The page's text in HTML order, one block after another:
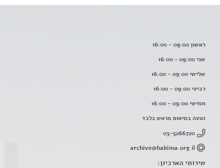
ראשון 09:00 - 16:00
שני 09:00 - 16:00
שלישי 09:00 - 16:00
רביעי 09:00 - 16:00
חמישי 09:00 - 16:00
הגעה בתיאום מראש בלבד
03-5266720
archive@habima.org.il
שירותי הארכיון: